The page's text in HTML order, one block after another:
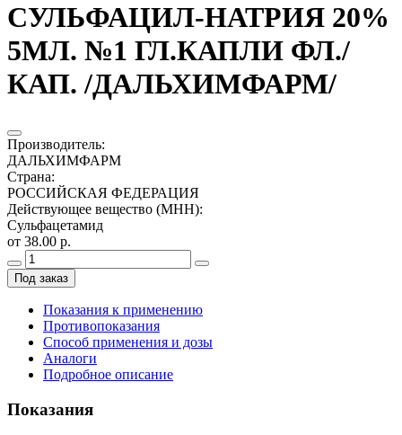
СУЛЬФАЦИЛ-НАТРИЯ 20%
5МЛ. №1 ГЛ.КАПЛИ ФЛ./
КАП. /ДАЛЬХИМФАРМ/
Производитель:
ДАЛЬХИМФАРМ
Страна:
РОССИЙСКАЯ ФЕДЕРАЦИЯ
Действующее вещество (МНН):
Сульфацетамид
от 38.00 р.
Под заказ
Показания к применению
Противопоказания
Способ применения и дозы
Аналоги
Подробное описание
Показания